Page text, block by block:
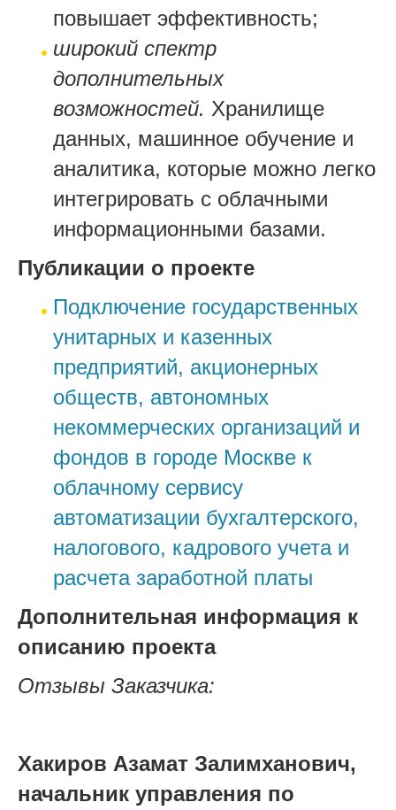
повышает эффективность;
широкий спектр
дополнительных
возможностей. Хранилище
данных, машинное обучение и
аналитика, которые можно легко
интегрировать с облачными
информационными базами.
Публикации о проекте
Подключение государственных
унитарных и казенных
предприятий, акционерных
обществ, автономных
некоммерческих организаций и
фондов в городе Москве к
облачному сервису
автоматизации бухгалтерского,
налогового, кадрового учета и
расчета заработной платы
Дополнительная информация к
описанию проекта
Отзывы Заказчика:
Хакиров Азамат Залимханович,
начальник управления по